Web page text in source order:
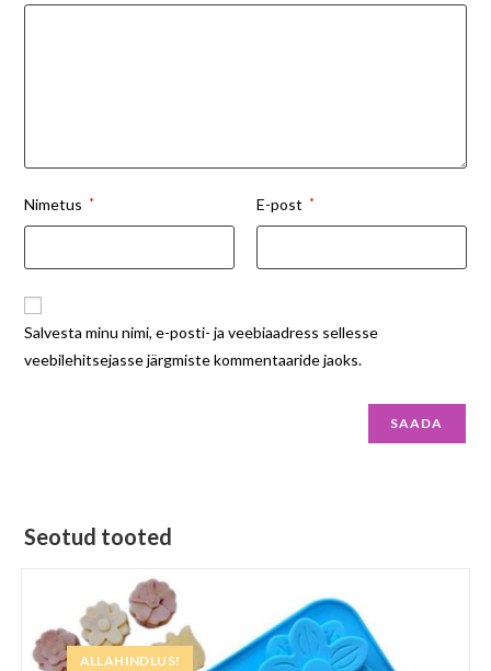
Nimetus * E-post *
Salvesta minu nimi, e-posti- ja veebiaadress sellesse
veebilehitsejasse järgmiste kommentaaride jaoks.
Seotud tooted
ALLAHINDLUS!